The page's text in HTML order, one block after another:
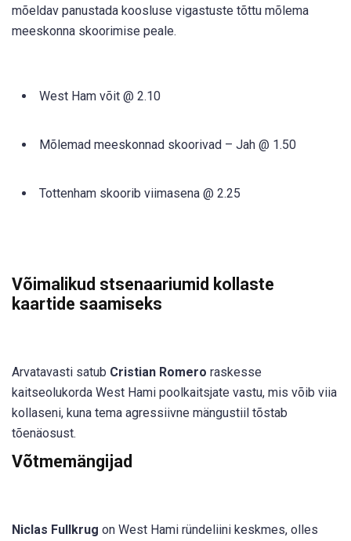
mõeldav panustada koosluse vigastuste tõttu mõlema
meeskonna skoorimise peale.
West Ham võit @ 2.10
Mõlemad meeskonnad skoorivad – Jah @ 1.50
Tottenham skoorib viimasena @ 2.25
Võimalikud stsenaariumid kollaste
kaartide saamiseks
Arvatavasti satub Cristian Romero raskesse
kaitseolukorda West Hami poolkaitsjate vastu, mis võib viia
kollaseni, kuna tema agressiivne mängustiil tõstab
tõenäosust.
Võtmemängijad
Niclas Fullkrug on West Hami ründeliini keskmes, olles